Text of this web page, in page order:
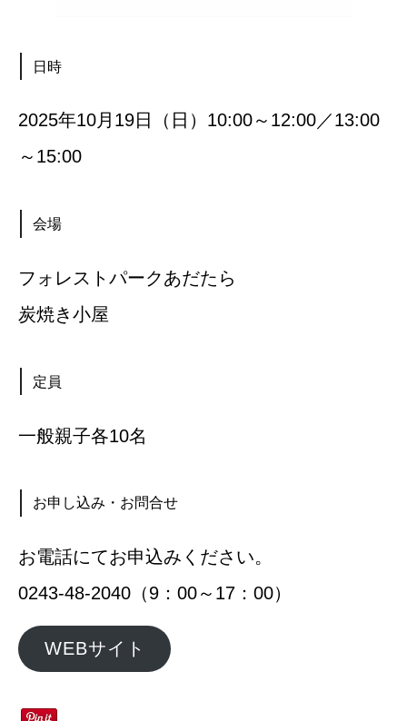
日時
2025年10月19日（日）10:00～12:00／13:00
～15:00
会場
フォレストパークあだたら
炭焼き小屋
定員
一般親子各10名
お申し込み・お問合せ
お電話にてお申込みください。
0243-48-2040（9：00～17：00）
WEBサイト